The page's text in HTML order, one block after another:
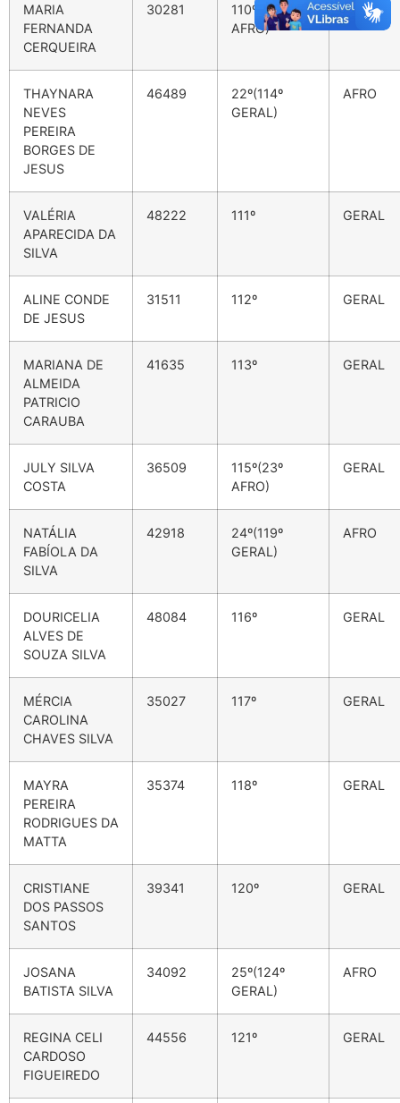
MARIA
FERNANDA
CERQUEIRA
30281
110º(21º
AFRO)
GERAL
THAYNARA
NEVES
PEREIRA
BORGES DE
JESUS
46489
22º(114º
GERAL)
AFRO
VALÉRIA
APARECIDA DA
SILVA
48222 111º GERAL
ALINE CONDE
DE JESUS
31511 112º GERAL
MARIANA DE
ALMEIDA
PATRICIO
CARAUBA
41635 113º GERAL
JULY SILVA
COSTA
36509
115º(23º
AFRO)
GERAL
NATÁLIA
FABÍOLA DA
SILVA
42918
24º(119º
GERAL)
AFRO
DOURICELIA
ALVES DE
SOUZA SILVA
48084 116º GERAL
MÉRCIA
CAROLINA
CHAVES SILVA
35027 117º GERAL
MAYRA
PEREIRA
RODRIGUES DA
MATTA
35374 118º GERAL
CRISTIANE
DOS PASSOS
SANTOS
39341 120º GERAL
JOSANA
BATISTA SILVA
34092
25º(124º
GERAL)
AFRO
REGINA CELI
CARDOSO
FIGUEIREDO
44556 121º GERAL